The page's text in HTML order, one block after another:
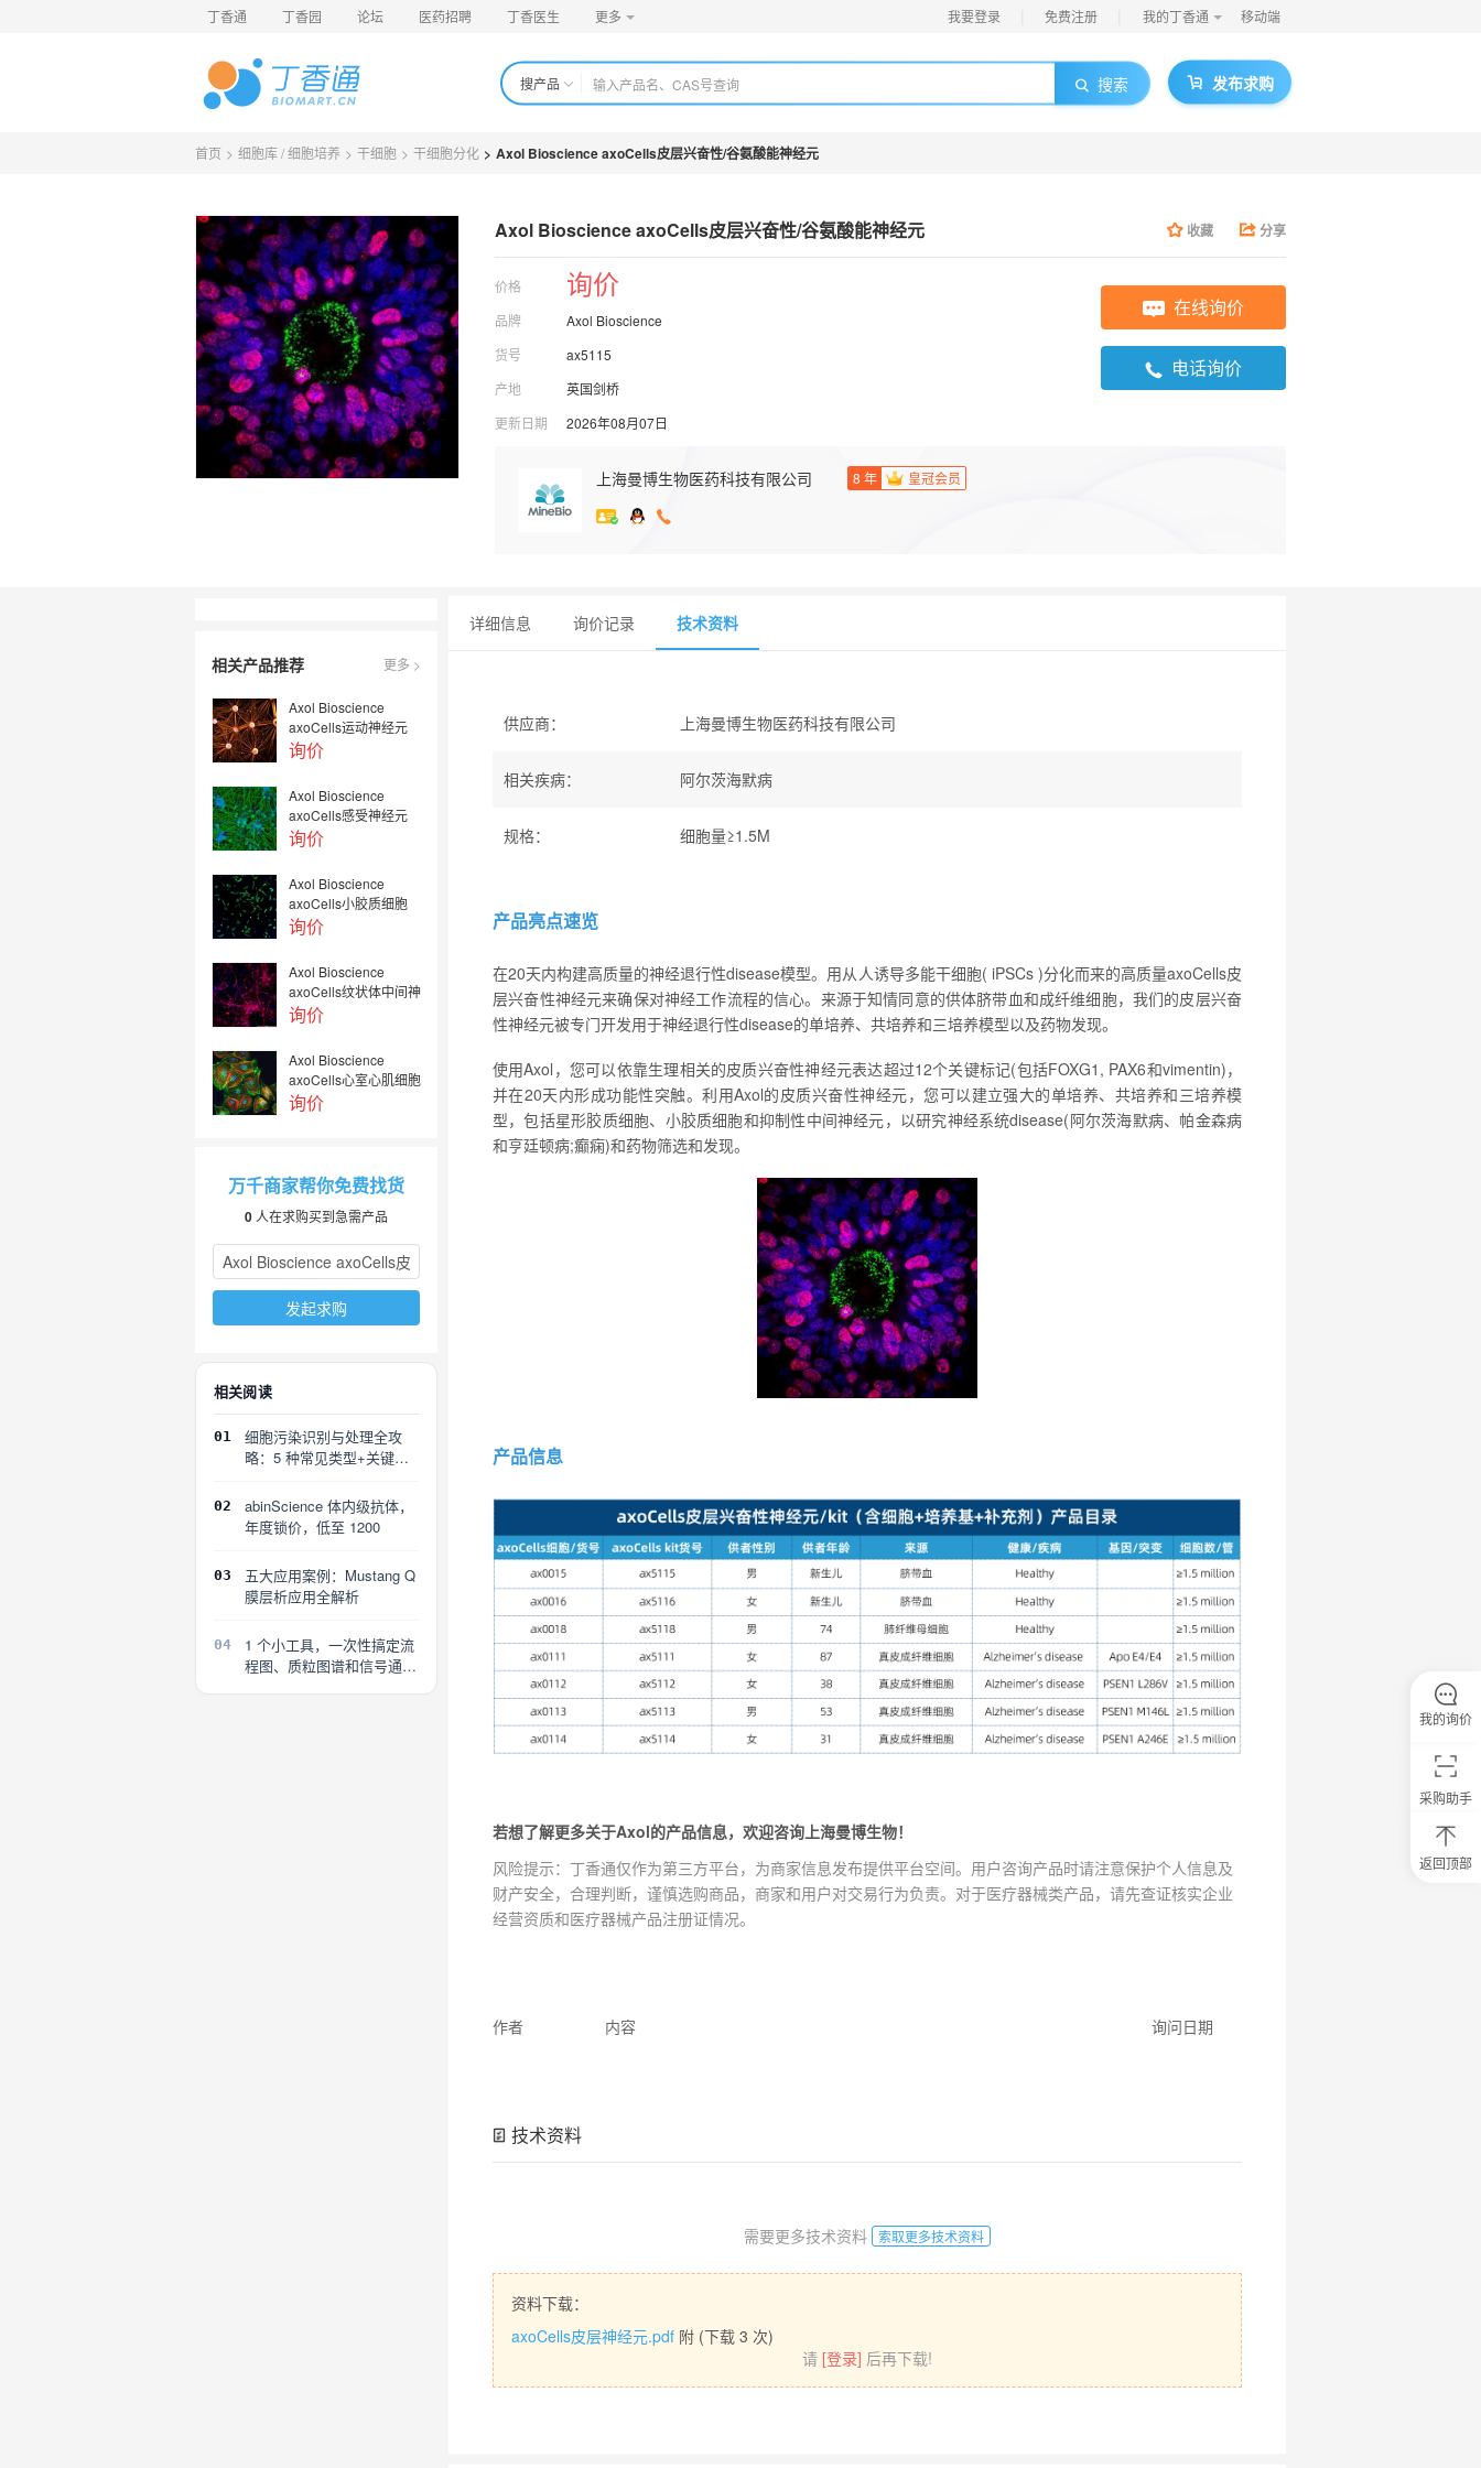
丁香通 丁香园 论坛 医药招聘 丁香医生 更多 我要登录 免费注册 我的丁香通 移动端
搜产品 搜索 发布求购
首页 > 细胞库 / 细胞培养 > 干细胞 > 干细胞分化 > Axol Bioscience axoCells皮层兴奋性/谷氨酸能神经元
Axol Bioscience axoCells皮层兴奋性/谷氨酸能神经元 收藏 分享
价格 询价
品牌
Axol Bioscience
货号
ax5115
产地
英国剑桥
更新日期
2026年08月07日
在线询价
电话询价
上海曼博生物医药科技有限公司 8 年 皇冠会员
相关产品推荐 更多 >
Axol Bioscience
axoCells运动神经元
询价
Axol Bioscience
axoCells感受神经元
询价
Axol Bioscience
axoCells小胶质细胞
询价
Axol Bioscience
axoCells纹状体中间神
经
询价
Axol Bioscience
axoCells心室心肌细胞
询价
万千商家帮你免费找货
0 人在求购买到急需产品
发起求购
相关阅读
01
细胞污染识别与处理全攻
略：5 种常见类型+关键误
02
abinScience 体内级抗体，
年度锁价，低至 1200
03
五大应用案例：Mustang Q
膜层析应用全解析
04
1 个小工具，一次性搞定流
程图、质粒图谱和信号通路
详细信息 询价记录 技术资料
供应商： 上海曼博生物医药科技有限公司
相关疾病： 阿尔茨海默病
规格： 细胞量≥1.5M
产品亮点速览
在20天内构建高质量的神经退行性disease模型。用从人诱导多能干细胞( iPSCs )分化而来的高质量axoCells皮
层兴奋性神经元来确保对神经工作流程的信心。来源于知情同意的供体脐带血和成纤维细胞，我们的皮层兴奋
性神经元被专门开发用于神经退行性disease的单培养、共培养和三培养模型以及药物发现。
使用Axol，您可以依靠生理相关的皮质兴奋性神经元表达超过12个关键标记(包括FOXG1, PAX6和vimentin)，
并在20天内形成功能性突触。利用Axol的皮质兴奋性神经元，您可以建立强大的单培养、共培养和三培养模
型，包括星形胶质细胞、小胶质细胞和抑制性中间神经元，以研究神经系统disease(阿尔茨海默病、帕金森病
和亨廷顿病;癫痫)和药物筛选和发现。
产品信息
若想了解更多关于Axol的产品信息，欢迎咨询上海曼博生物！
风险提示：丁香通仅作为第三方平台，为商家信息发布提供平台空间。用户咨询产品时请注意保护个人信息及
财产安全，合理判断，谨慎选购商品，商家和用户对交易行为负责。对于医疗器械类产品，请先查证核实企业
经营资质和医疗器械产品注册证情况。
作者 内容 询问日期
技术资料
需要更多技术资料 索取更多技术资料
资料下载：
axoCells皮层神经元.pdf 附 (下载 3 次)
请 [登录] 后再下载!
采购助手
返回顶部
我的询价